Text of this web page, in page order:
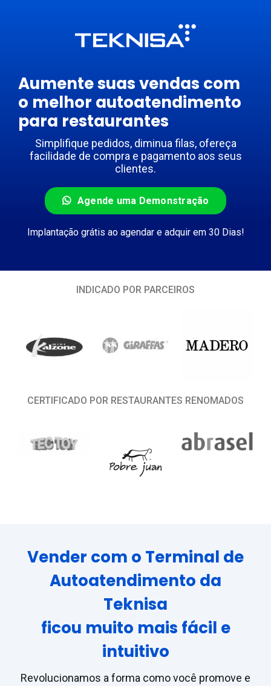
Aumente suas vendas com
o melhor autoatendimento
para restaurantes
Simplifique pedidos, diminua filas, ofereça
facilidade de compra e pagamento aos seus
clientes.
Agende uma Demonstração
Implantação grátis ao agendar e adquir em 30 Dias!
INDICADO POR PARCEIROS
CERTIFICADO POR RESTAURANTES RENOMADOS
Vender com o Terminal de
Autoatendimento da
Teknisa
ficou muito mais fácil e
intuitivo
Revolucionamos a forma como você promove e